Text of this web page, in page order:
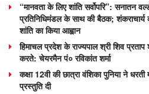
“मानवता के लिए शांति सर्वोपरि”: सनातन
प्रतिनिधिमंडल के साथ की बैठक;
शांति का किया आह्वान
हिमाचल प्रदेश के राज्यपाल श्री शिव
करते: चेयरमैन पं० रविकांत शर्मा
कक्षा 12वी की छात्रा वंशिका पुनिया ने
प्रस्तुति दी